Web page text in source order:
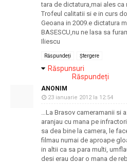
tara de dictatura,mai ales ca
Trofeul calitatii si e in curs
Geoana in 2009.e dictatura
BASESCU,nu ne lasa sa
Iliescu
Răspundeți Ștergere
Răspunsuri
Răspundeți
ANONIM
23 ianuarie 2012 la 12:54
…La Brasov cameramanii si
aranjau cu mana pe
sa dea bine la camera, le
filmau numai de aproape
in altii ca sa para multi,
desi erau doar o mana de